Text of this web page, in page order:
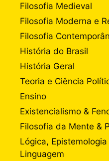
Filosofia Medieval
Filosofia Moderna e
Filosofia
História do Brasil
História Geral
Teoria e Ciência
Ensino
Existencialismo &
Filosofia da Mente &
Lógica,
Linguagem